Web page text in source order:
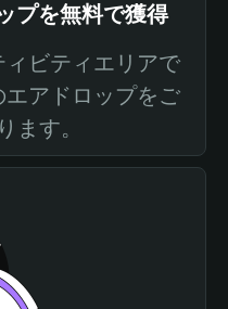
プを無料で獲得
ビティエリアで
アドロップをご
ます。